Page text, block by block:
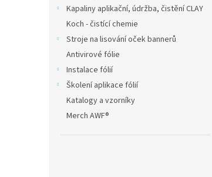
Kapaliny aplikační, údržba, čistění CLAY
Koch - čistící chemie
Stroje na lisování oček bannerů
Antivirové fólie
Instalace fólií
Školení aplikace fólií
Katalogy a vzorníky
Merch AWF®